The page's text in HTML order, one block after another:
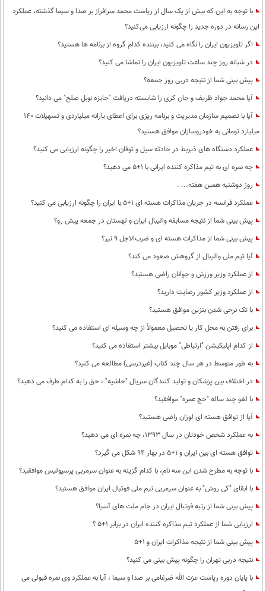
با توجه به این که بیش از یک سال از ریاست محمد سرافراز بر صدا و سیما گذشته، عملکرد
این رسانه در دوره جدید را چگونه ارزیابی می‌کنید؟
اگر تلویزیون ایران را نگاه می کنید، بیننده کدام گروه از برنامه ها هستید؟
در شبانه روز چند ساعت تلویزیون ایران را تماشا می کنید؟
پیش بینی شما از نتیجه دربی روز جمعه؟
آیا محمد جواد ظریف و جان کری را شایسته دریافت "جایزه نوبل صلح" می دانید؟
آیا با تصمیم سازمان مدیریت و برنامه ریزی برای اعطای یارانه میلیاردی و تسهیلات 140
میلیارد تومانی به خودروسازان موافق هستید؟
عملکرد دستگاه های ذیربط در حادثه سیل و توفان اخیر را چگونه ارزیابی می کنید؟
چه نمره ای به تیم مذاکره کننده ایرانی با 1+5 می دهید؟
روز دوشنبه همین هفته... .
عملکرد فرانسه در جریان مذاکرات هسته ای 1+5 با ایران را چگونه ارزیابی می کنید؟
پیش بینی شما از نتیجه مسابقه والیبال ایران و لهستان در جمعه پیش رو؟
پیش بینی شما از مذاکرات هسته ای و ضرب‌الاجل 9 تیر؟
آیا تیم ملی والیبال از گروهش صعود می کند؟
از عملکرد وزیر ورزش و جوانان راضی هستید؟
از عملکرد وزیر کشور رضایت دارید؟
با تک نرخی شدن بنزین موافق هستید؟
برای رفتن به محل کار یا تحصیل معمولاً از چه وسیله ای استفاده می کنید؟
از کدام اپلیکیشن "ارتباطی" موبایل بیشتر استفاده می کنید؟
به طور متوسط در هر سال چند کتاب (غیردرسی) مطالعه می کنید؟
در اختلاف بین پزشکان و تولید کنندگان سریال "حاشیه" ، حق را به کدام طرف می دهید؟
با لغو چند ساله "حج عمره" موافقید؟
آیا از توافق هسته ای لوزان راضی هستید؟
به عملکرد شخص خودتان در سال 1393، چه نمره ای می دهید؟
توافق هسته ای بین ایران و 1+5 در بهار 94 شکل می گیرد؟
با توجه به مطرح شدن این سه نام، با کدام گزینه به عنوان سرمربی پرسپولیس موافقید؟
با ابقای "کی روش" به عنوان سرمربی تیم ملی فوتبال ایران موافق هستید؟
پیش بینی شما از رتبه فوتبال ایران در جام ملت های آسیا؟
ارزیابی شما از عملکرد تیم مذاکره کننده ایران در برابر 1+5 ؟
پیش بینی شما از نتیجه مذاکرات ایران و 1+5
نتیجه دربی تهران را چگونه پیش بینی می کنید؟
با پایان دوره ریاست عزت الله ضرغامی بر صدا و سیما ، آیا به عملکرد وی نمره قبولی می